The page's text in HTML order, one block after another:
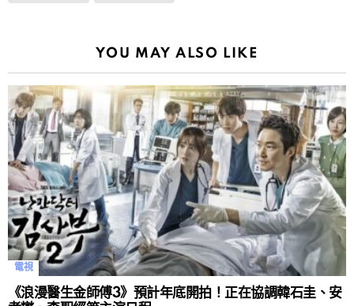
YOU MAY ALSO LIKE
電視
《浪漫醫生金師傅3》預計年底開拍！正在協調韓石圭、安